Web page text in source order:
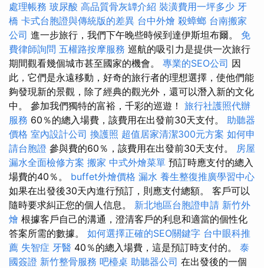
處理帳務 玻尿酸 高品質骨灰罈介紹 裝潢費用一坪多少 牙
橋 卡式台胞證與傳統版的差異 台中外燴 殺蟑螂 台南搬家
公司 進一步旅行，我們下午晚些時候到達伊斯坦布爾。 免
費律師詢問 五權路按摩服務 巡航的吸引力是提供一次旅行
期間觀看幾個城市甚至國家的機會。 專業的SEO公司 因
此，它們是永遠移動，好奇的旅行者的理想選擇，使他們能
夠發現新的景觀，除了經典的觀光外，還可以潛入新的文化
中。 參加我們獨特的富裕，千彩的巡遊！ 旅行社護照代辦
服務 60％的總入場費，該費用在出發前30天支付。 助聽器
價格 室內設計公司 換護照 超值居家清潔300元方案 如何申
請台胞證 參與費的60％，該費用在出發前30天支付。 房屋
漏水全面檢修方案 搬家 中式外燴菜單 預訂時應支付的總入
場費的40％。 buffet外燴價格 漏水 養生整復推廣學習中心
如果在出發後30天內進行預訂，則應支付總額。 客戶可以
隨時要求糾正您的個人信息。 新北地區台胞證申請 新竹外
燴 根據客戶自己的溝通，澄清客戶的利息和適當的個性化
答案所需的數據。 如何選擇正確的SEO關鍵字 台中眼科推
薦 失智症 牙醫 40％的總入場費，這是預訂時支付的。 泰
國簽證 新竹整骨服務 吧檯桌 助聽器公司 在出發後的一個